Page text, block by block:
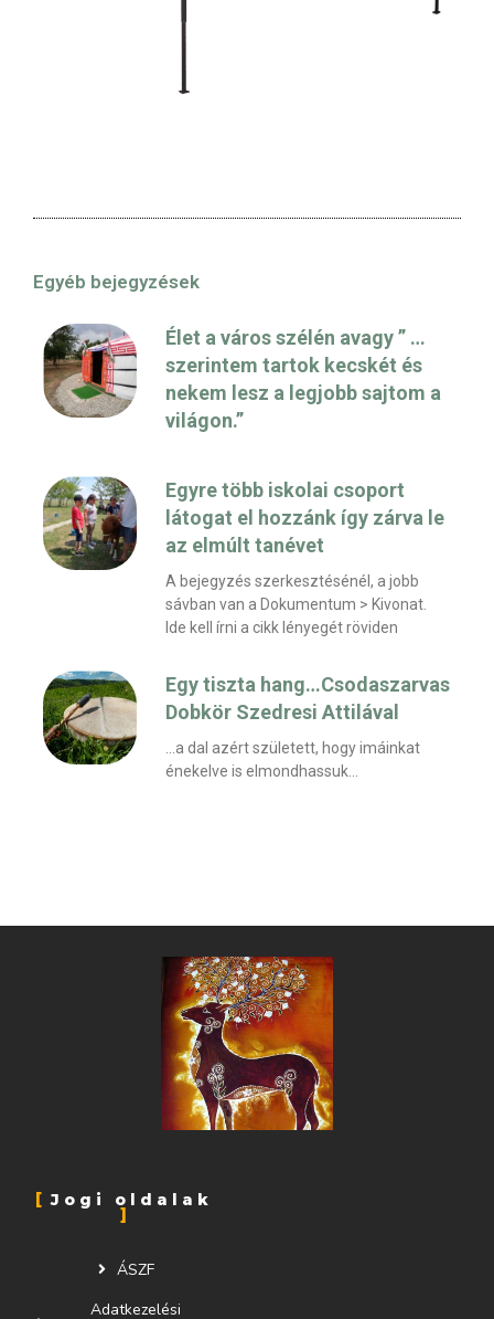
Egyéb bejegyzések
Élet a város szélén avagy ” …
szerintem tartok kecskét és
nekem lesz a legjobb sajtom a
világon.”
Egyre több iskolai csoport
látogat el hozzánk így zárva le
az elmúlt tanévet
A bejegyzés szerkesztésénél, a jobb
sávban van a Dokumentum > Kivonat.
Ide kell írni a cikk lényegét röviden
Egy tiszta hang…Csodaszarvas
Dobkör Szedresi Attilával
…a dal azért született, hogy imáinkat
énekelve is elmondhassuk…
Jogi oldalak
ÁSZF
Adatkezelési